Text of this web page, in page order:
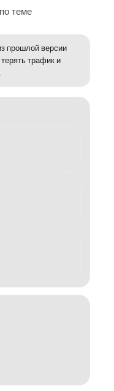
теме
прошлой версии
трафик и